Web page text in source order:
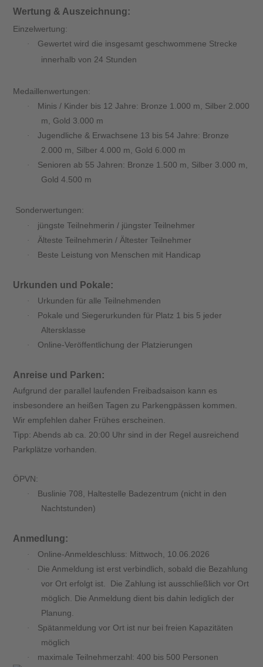
Wertung & Auszeichnung:
Einzelwertung:
·
Gewertet wird die insgesamt geschwommene Strecke
innerhalb von 24 Stunden
Medaillenwertungen:
·
Minis / Kinder bis 12 Jahre: Bronze 1.000 m, Silber 2.000
m, Gold 3.000 m
·
Jugendliche & Erwachsene 13 bis 54 Jahre: Bronze
2.000 m, Silber 4.000 m, Gold 6.000 m
·
Senioren ab 55 Jahren: Bronze 1.500 m, Silber 3.000 m,
Gold 4.500 m
Sonderwertungen:
· jüngste Teilnehmerin / jüngster Teilnehmer
· Älteste Teilnehmerin / Ältester Teilnehmer
· Beste Leistung von Menschen mit Handicap
Urkunden und Pokale:
· Urkunden für alle Teilnehmenden
·
Pokale und Siegerurkunden für Platz 1 bis 5 jeder
Altersklasse
· Online-Veröffentlichung der Platzierungen
Anreise und Parken:
Aufgrund der parallel laufenden Freibadsaison kann es
insbesondere an heißen Tagen zu Parkengpässen kommen.
Wir empfehlen daher Frühes erscheinen.
Tipp: Abends ab ca. 20:00 Uhr sind in der Regel ausreichend
Parkplätze vorhanden.
ÖPVN:
·
Buslinie 708, Haltestelle Badezentrum (nicht in den
Nachtstunden)
Anmedlung:
· Online-Anmeldeschluss: Mittwoch, 10.06.2026
·
Die Anmeldung ist erst verbindlich, sobald die Bezahlung
vor Ort erfolgt ist. Die Zahlung ist ausschließlich vor Ort
möglich. Die Anmeldung dient bis dahin lediglich der
Planung.
·
Spätanmeldung vor Ort ist nur bei freien Kapazitäten
möglich
· maximale Teilnehmerzahl: 400 bis 500 Personen